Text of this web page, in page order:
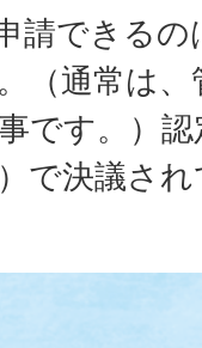
請できる
（通常は
です。）
で決議さ